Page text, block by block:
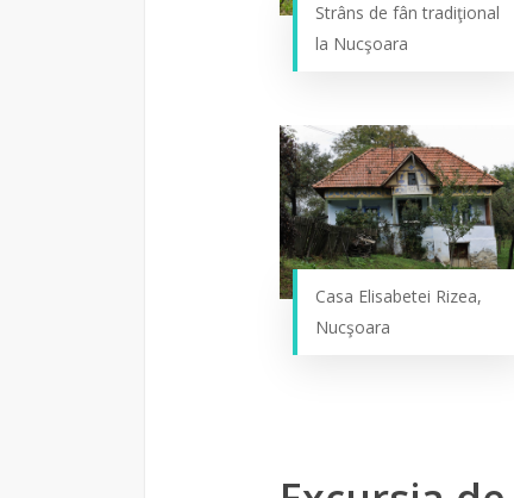
Strâns de fân tradiţional
la Nucşoara
Casa Elisabetei Rizea,
Nucşoara